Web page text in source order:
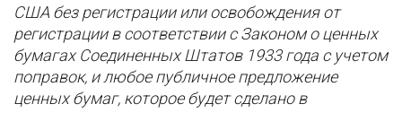
США без регистрации или освобождения от
регистрации в соответствии с Законом о ценных
бумагах Соединенных Штатов 1933 года с учетом
поправок, и любое публичное предложение
ценных бумаг, которое будет сделано в